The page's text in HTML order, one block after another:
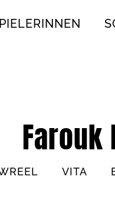
Farouk
VITA